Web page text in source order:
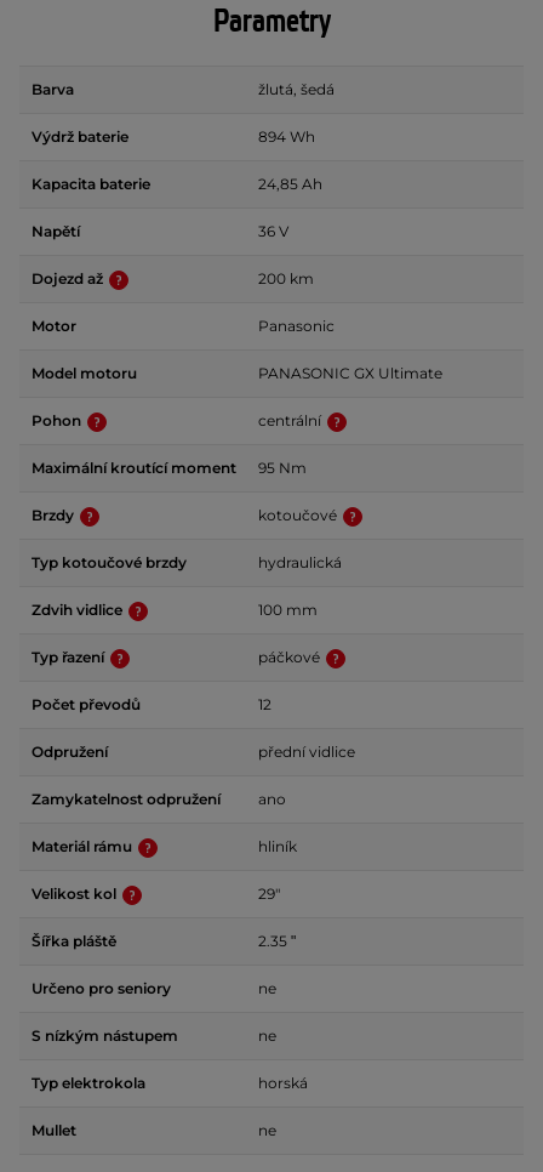
Parametry
Barva žlutá, šedá
Výdrž baterie 894 Wh
Kapacita baterie 24,85 Ah
Napětí 36 V
Dojezd až 200 km
Motor Panasonic
Model motoru PANASONIC GX Ultimate
Pohon centrální
Maximální kroutící moment 95 Nm
Brzdy kotoučové
Typ kotoučové brzdy hydraulická
Zdvih vidlice 100 mm
Typ řazení páčkové
Počet převodů 12
Odpružení přední vidlice
Zamykatelnost odpružení ano
Materiál rámu hliník
Velikost kol 29"
Šířka pláště 2.35 ʺ
Určeno pro seniory ne
S nízkým nástupem ne
Typ elektrokola horská
Mullet ne